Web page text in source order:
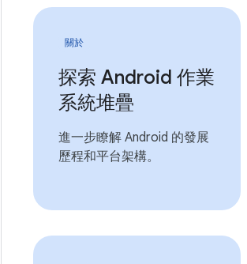
關於
探索 Android 作業
系統堆疊
進一步瞭解 Android 的發展
歷程和平台架構。